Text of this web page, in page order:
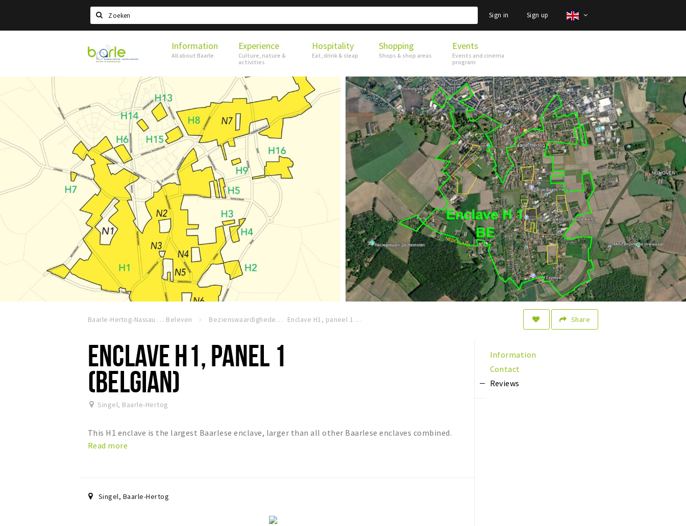
Search
Sign in Sign up
Visit
Baarle
Information
All about Baarle
Experience
Culture, nature &
activities
Hospitality
Eat, drink & sleap
Shopping
Shops & shop areas
Events
Events and cinema
program
Baarle-Hertog-Nassau Beleven Bezienswaardigheden Enclave H1, paneel 1 (Belgisch) Share
ENCLAVE H1, PANEL 1
(BELGIAN)
Singel, Baarle-Hertog
This H1 enclave is the largest Baarlese enclave, larger than all other Baarlese enclaves combined.
Read more
Singel, Baarle-Hertog
Information
Contact
Reviews